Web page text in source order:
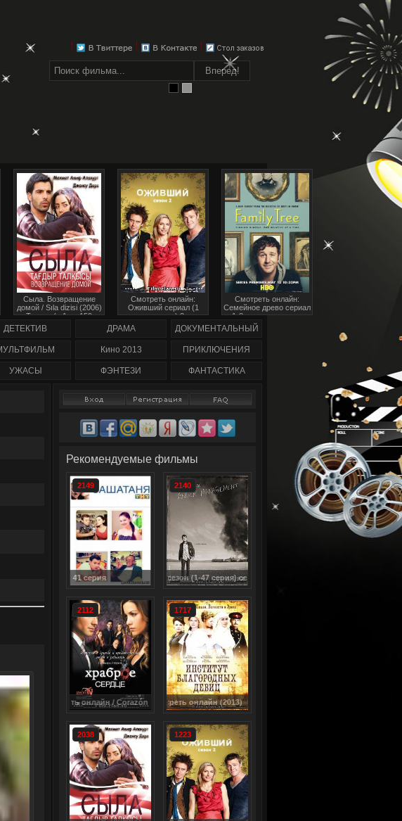
Рекомендуемые фильмы
2149
СашаТаня (2013) 41 серия
2140
(1 сезон полностью) 2 сезон (1-47 серия) сериал смотреть онлайн / Anger Management
2112
онлайн / Corazón valiente
1717
сериал 1-260 серия смотреть онлайн (2013)
2038 1223
ДЕТЕКТИВ ДРАМА ДОКУМЕНТАЛЬНЫЙ
Кино 2013 ПРИКЛЮЧЕНИЯ
УЖАСЫ ФЭНТЕЗИ ФАНТАСТИКА
Сыла. Возвращение
домой / Sıla dizisi (2006)
Турция (с 1 по 159
Смотреть онлайн:
Оживший сериал (1
сезон полность) 2 сезон
1-10 серия смотреть
онлайн / Spirited
Смотреть онлайн:
Семейное древо сериал
1-8 серия смотреть
онлайн (2013) / Family